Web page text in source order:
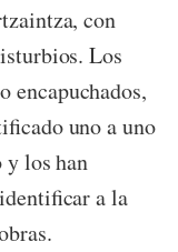
con
Los
encapuchados,
uno a uno
y los han
a la